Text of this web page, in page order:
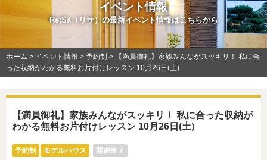
イベント情報
Re;Sa（リサ）の最新イベント情報はこちらから
ホーム > イベント情報 > 予約制 >
【満員御礼】家族みんながスッキリ！ 私に合
った収納がわかる無料お片付けレッスン 10月26日(土)
【満員御礼】家族みんながスッキリ！ 私に合った収納が
わかる無料お片付けレッスン 10月26日(土)
予約制 モデルハウス 開催終了